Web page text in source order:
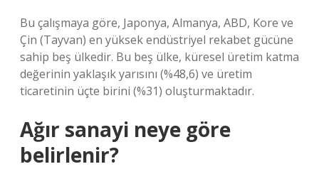
Bu çalışmaya göre, Japonya, Almanya, ABD, Kore ve
Çin (Tayvan) en yüksek endüstriyel rekabet gücüne
sahip beş ülkedir. Bu beş ülke, küresel üretim katma
değerinin yaklaşık yarısını (%48,6) ve üretim
ticaretinin üçte birini (%31) oluşturmaktadır.
Ağır sanayi neye göre
belirlenir?